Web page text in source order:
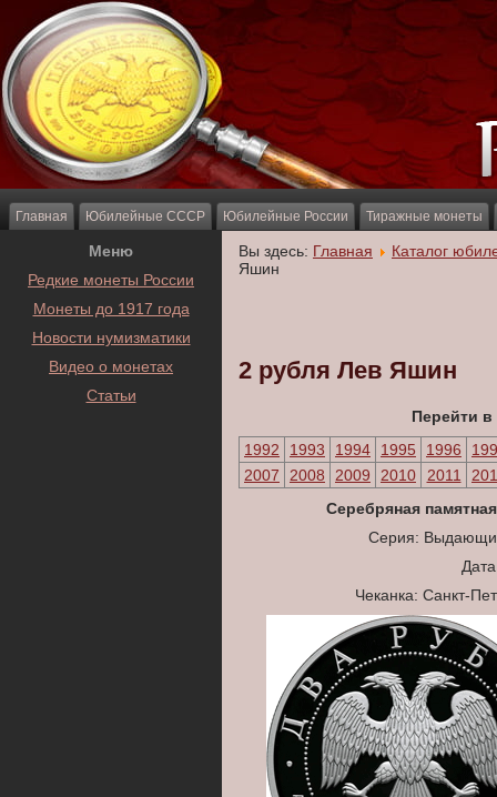
Главная Юбилейные СССР Юбилейные России Тиражные монеты
Меню
Редкие монеты России
Монеты до 1917 года
Новости нумизматики
Видео о монетах
Статьи
Вы здесь: Главная
Каталог
Яшин
2 рубля Лев Яшин
Перейти в
1992
1993 1994 1995 1996
2007
2008 2009 2010 2011
Серебряная
Cерия:
Чеканка: Санкт-